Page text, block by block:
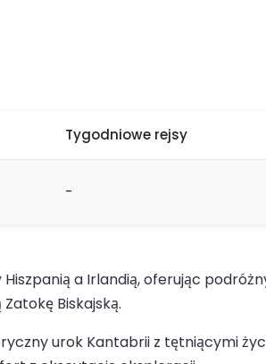
Tygodniowe rejsy
-
a Irlandią, oferując
Biskajską.
urok Kantabrii z tętniącymi